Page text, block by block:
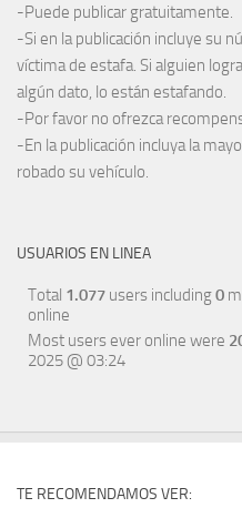
-Puede publicar gratuitamente.
-Si en la publicación incluye su
víctima de estafa. Si alguien
algún dato, lo están estafando.
-Por favor no ofrezca
-En la publicación incluya la
robado su vehículo.
USUARIOS EN LINEA
Total 1.077 users including0
online
Most users ever online were
2025 @ 03:24
TE RECOMENDAMOS VER: